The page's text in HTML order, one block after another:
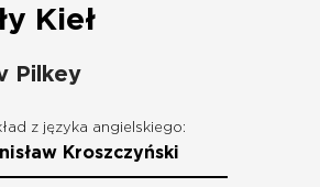
Kieł
Pilkey
z języka angielskiego:
Kroszczyński